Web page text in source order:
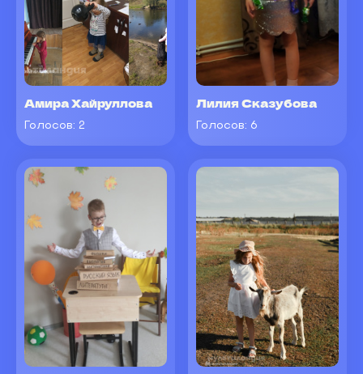
Амира Хайруллова
Голосов: 2
Лилия Сказубова
Голосов: 6